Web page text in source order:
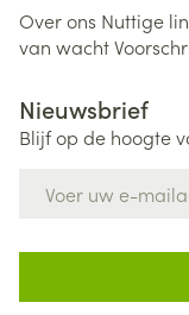
Over ons Nuttige
van wacht
Nieuwsbrief
Blijf op de hoogte